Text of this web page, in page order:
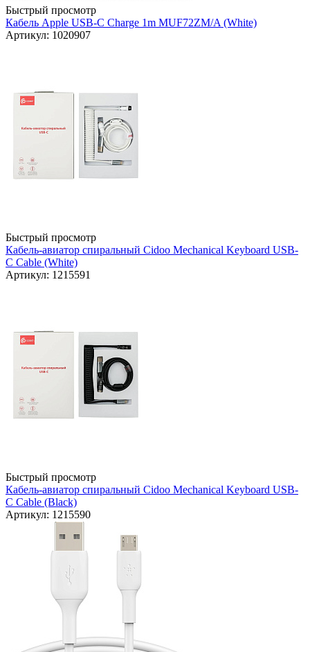
Быстрый просмотр
Кабель Apple USB-C Charge 1m MUF72ZM/A (White)
Артикул: 1020907
Быстрый просмотр
Кабель-авиатор спиральный Cidoo Mechanical Keyboard USB-
C Cable (White)
Артикул: 1215591
Быстрый просмотр
Кабель-авиатор спиральный Cidoo Mechanical Keyboard USB-
C Cable (Black)
Артикул: 1215590